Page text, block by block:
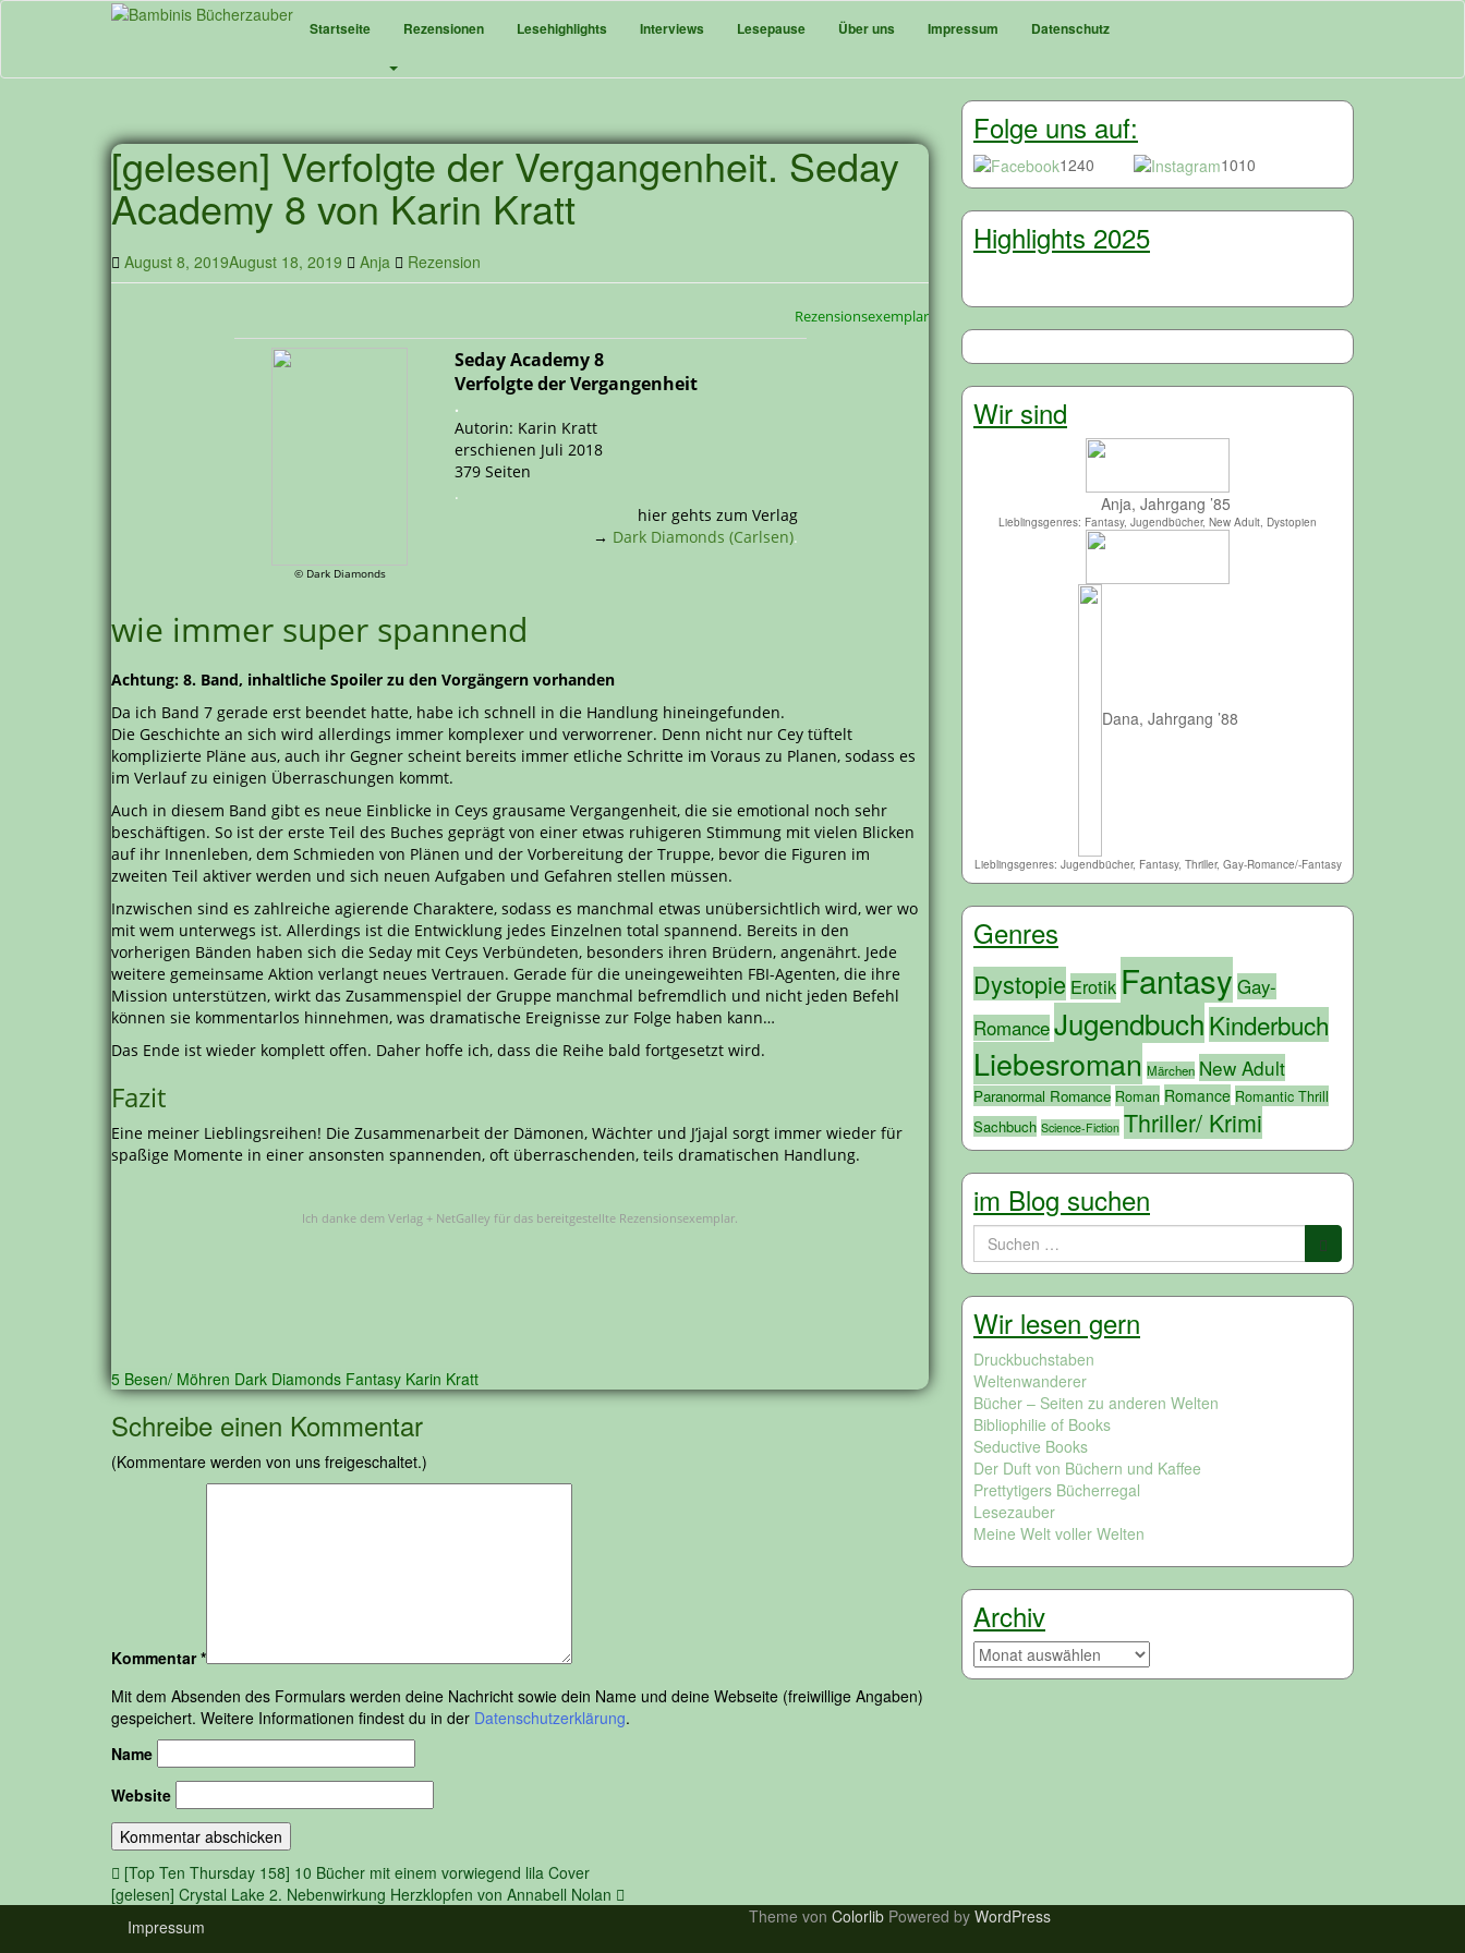
Skip
content
Startseite Rezensionen Lesehighlights Interviews Lesepause Über uns Impressum Datenschutz
[gelesen] Verfolgte der Vergangenheit. Seday
Academy 8 von Karin Kratt
August 8, 2019August 18, 2019 Anja Rezension
Rezensionsexemplar
© Dark Diamonds
Seday Academy 8
Verfolgte der Vergangenheit
.
Autorin: Karin Kratt
erschienen Juli 2018
379 Seiten
.
hier gehts zum Verlag
→ Dark Diamonds (Carlsen).
wie immer super spannend
Achtung: 8. Band, inhaltliche Spoiler zu den Vorgängern vorhanden
Da ich Band 7 gerade erst beendet hatte, habe ich schnell in die Handlung hineingefunden.
Die Geschichte an sich wird allerdings immer komplexer und verworrener. Denn nicht nur Cey tüftelt
komplizierte Pläne aus, auch ihr Gegner scheint bereits immer etliche Schritte im Voraus zu Planen, sodass es
im Verlauf zu einigen Überraschungen kommt.
Auch in diesem Band gibt es neue Einblicke in Ceys grausame Vergangenheit, die sie emotional noch sehr
beschäftigen. So ist der erste Teil des Buches geprägt von einer etwas ruhigeren Stimmung mit vielen Blicken
auf ihr Innenleben, dem Schmieden von Plänen und der Vorbereitung der Truppe, bevor die Figuren im
zweiten Teil aktiver werden und sich neuen Aufgaben und Gefahren stellen müssen.
Inzwischen sind es zahlreiche agierende Charaktere, sodass es manchmal etwas unübersichtlich wird, wer wo
mit wem unterwegs ist. Allerdings ist die Entwicklung jedes Einzelnen total spannend. Bereits in den
vorherigen Bänden haben sich die Seday mit Ceys Verbündeten, besonders ihren Brüdern, angenährt. Jede
weitere gemeinsame Aktion verlangt neues Vertrauen. Gerade für die uneingeweihten FBI-Agenten, die ihre
Mission unterstützen, wirkt das Zusammenspiel der Gruppe manchmal befremdlich und nicht jeden Befehl
können sie kommentarlos hinnehmen, was dramatische Ereignisse zur Folge haben kann…
Das Ende ist wieder komplett offen. Daher hoffe ich, dass die Reihe bald fortgesetzt wird.
Fazit
Eine meiner Lieblingsreihen! Die Zusammenarbeit der Dämonen, Wächter und J’jajal sorgt immer wieder für
spaßige Momente in einer ansonsten spannenden, oft überraschenden, teils dramatischen Handlung.
Ich danke dem Verlag + NetGalley für das bereitgestellte Rezensionsexemplar.
5 Besen/ Möhren Dark Diamonds Fantasy Karin Kratt
Schreibe einen Kommentar
(Kommentare werden von uns freigeschaltet.)
Kommentar*
Mit dem Absenden des Formulars werden deine Nachricht sowie dein Name und deine Webseite (freiwillige Angaben)
gespeichert. Weitere Informationen findest du in der Datenschutzerklärung.
Name
Website
Beitragsnavigation
[Top Ten Thursday 158] 10 Bücher mit einem vorwiegend lila Cover
[gelesen] Crystal Lake 2. Nebenwirkung Herzklopfen von Annabell Nolan
Folge uns auf:
1240 1010
Highlights 2025
Wir sind
Anja, Jahrgang ’85
Lieblingsgenres: Fantasy, Jugendbücher, New Adult, Dystopien
Dana, Jahrgang ’88
Lieblingsgenres: Jugendbücher, Fantasy, Thriller, Gay-Romance/-Fantasy
Genres
Dystopie Erotik Fantasy Gay-
RomanceJugendbuchKinderbuch
Liebesroman Märchen New Adult
Paranormal Romance Roman Romance Romantic Thrill
Sachbuch Science-Fiction Thriller/ Krimi
im Blog suchen
Suchen
nach:
Wir lesen gern
Druckbuchstaben
Weltenwanderer
Bücher – Seiten zu anderen Welten
Bibliophilie of Books
Seductive Books
Der Duft von Büchern und Kaffee
Prettytigers Bücherregal
Lesezauber
Meine Welt voller Welten
Archiv
Archiv
Impressum Theme von Colorlib Powered by WordPress